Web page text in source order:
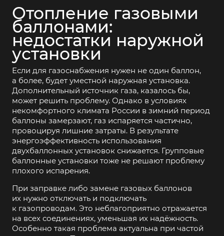
Отопление газовыми
баллонами:
недостатки наружной
установки
Если для газоснабжения нужен не один баллон,
а более, будет уместной наружная установка.
Дополнительный источник газа, казалось бы,
может решить проблему. Однако в условиях
некомфортного климата России в зимний период
баллоны замерзают, газ испаряется частично,
провоцируя лишние затраты. В результате
энергоэффективность использования
двухбаллонных установок снижается. Групповые
баллонные установки тоже не решают проблему
плохого испарения.
При заправке либо замене газовых баллонов
их нужно отключать и подключать
к газопроводам. Это неблагоприятно отражается
на всех соединениях, уменьшая их надёжность.
Особенно такая проблема актуальна при частой